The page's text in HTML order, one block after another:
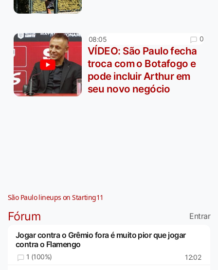
08:05 0
VÍDEO: São Paulo fecha
troca com o Botafogo e
pode incluir Arthur em
seu novo negócio
São Paulo lineups on Starting11
Fórum
Entrar
Jogar contra o Grêmio fora é muito pior que jogar
contra o Flamengo
1 (100%) 12:02